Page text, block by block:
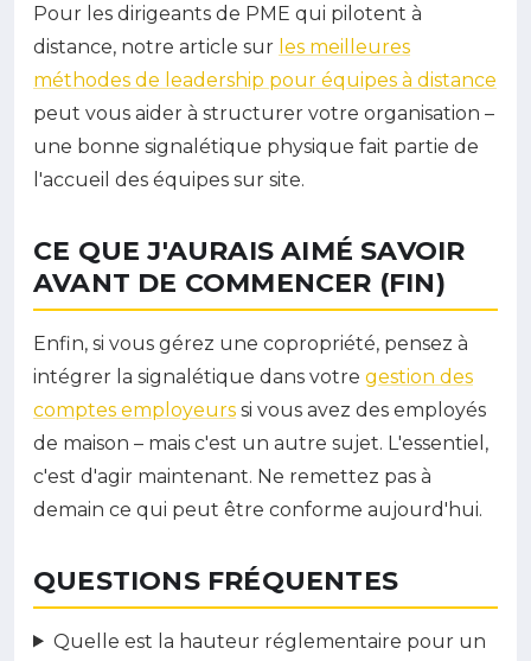
Pour les dirigeants de PME qui pilotent à
distance, notre article sur les meilleures
méthodes de leadership pour équipes à distance
peut vous aider à structurer votre organisation –
une bonne signalétique physique fait partie de
l'accueil des équipes sur site.
CE QUE J'AURAIS AIMÉ SAVOIR
AVANT DE COMMENCER (FIN)
Enfin, si vous gérez une copropriété, pensez à
intégrer la signalétique dans votre gestion des
comptes employeurs si vous avez des employés
de maison – mais c'est un autre sujet. L'essentiel,
c'est d'agir maintenant. Ne remettez pas à
demain ce qui peut être conforme aujourd'hui.
QUESTIONS FRÉQUENTES
Quelle est la hauteur réglementaire pour un